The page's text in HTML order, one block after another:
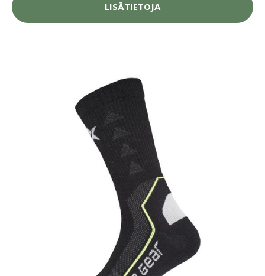
LISÄTIETOJA